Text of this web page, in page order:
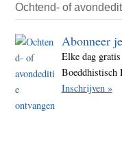
Ochtend- of
Abonneer je
Elke dag
Boeddhistisch
Inschrijven »